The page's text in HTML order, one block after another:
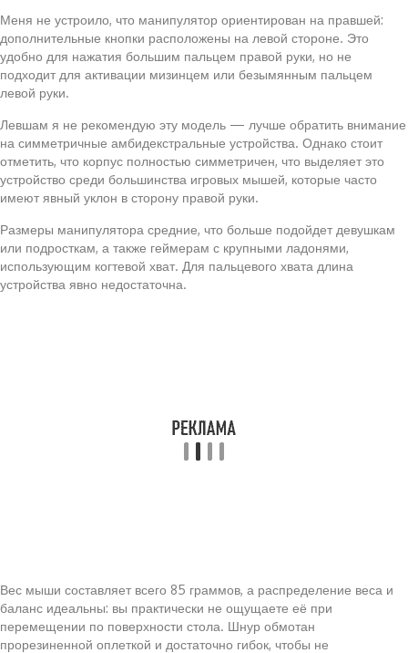
Меня не устроило, что манипулятор ориентирован на правшей:
дополнительные кнопки расположены на левой стороне. Это
удобно для нажатия большим пальцем правой руки, но не
подходит для активации мизинцем или безымянным пальцем
левой руки.
Левшам я не рекомендую эту модель — лучше обратить внимание
на симметричные амбидекстральные устройства. Однако стоит
отметить, что корпус полностью симметричен, что выделяет это
устройство среди большинства игровых мышей, которые часто
имеют явный уклон в сторону правой руки.
Размеры манипулятора средние, что больше подойдет девушкам
или подросткам, а также геймерам с крупными ладонями,
использующим когтевой хват. Для пальцевого хвата длина
устройства явно недостаточна.
Вес мыши составляет всего 85 граммов, а распределение веса и
баланс идеальны: вы практически не ощущаете её при
перемещении по поверхности стола. Шнур обмотан
прорезиненной оплеткой и достаточно гибок, чтобы не